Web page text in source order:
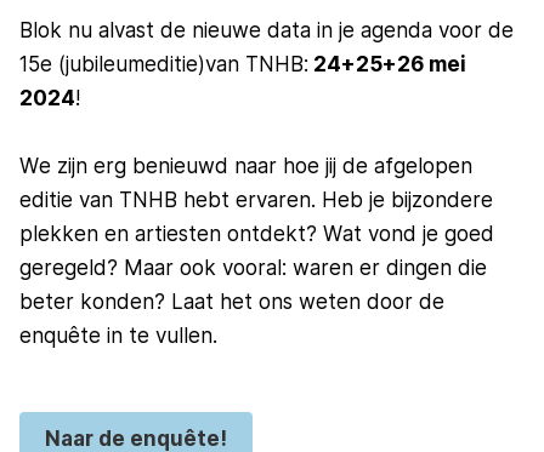
Blok nu alvast de nieuwe data in je agenda voor de
15e (jubileumeditie)van TNHB: 24+25+26 mei
2024!
We zijn erg benieuwd naar hoe jij de afgelopen
editie van TNHB hebt ervaren. Heb je bijzondere
plekken en artiesten ontdekt? Wat vond je goed
geregeld? Maar ook vooral: waren er dingen die
beter konden? Laat het ons weten door de
enquête in te vullen.
Naar de enquête!